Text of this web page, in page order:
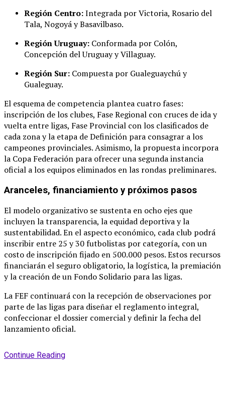
Región Centro:Integrada por Victoria, Rosario del
Tala, Nogoyá y Basavilbaso.
Región Uruguay: Conformada por Colón,
Concepción del Uruguay y Villaguay.
Región Sur: Compuesta por Gualeguaychú y
Gualeguay.
El esquema de competencia plantea cuatro fases:
inscripción de los clubes, Fase Regional con cruces de ida y
vuelta entre ligas, Fase Provincial con los clasificados de
cada zona y la etapa de Definición para consagrar a los
campeones provinciales. Asimismo, la propuesta incorpora
la Copa Federación para ofrecer una segunda instancia
oficial a los equipos eliminados en las rondas preliminares.
Aranceles, financiamiento y próximos pasos
El modelo organizativo se sustenta en ocho ejes que
incluyen la transparencia, la equidad deportiva y la
sustentabilidad. En el aspecto económico, cada club podrá
inscribir entre 25 y 30 futbolistas por categoría, con un
costo de inscripción fijado en 500.000 pesos. Estos recursos
financiarán el seguro obligatorio, la logística, la premiación
y la creación de un Fondo Solidario para las ligas.
La FEF continuará con la recepción de observaciones por
parte de las ligas para diseñar el reglamento integral,
confeccionar el dossier comercial y definir la fecha del
lanzamiento oficial.
Continue Reading